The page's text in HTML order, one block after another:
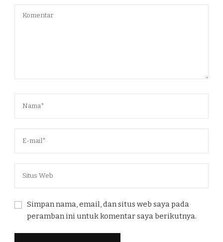
Simpan nama, email, dan situs web saya pada
peramban ini untuk komentar saya berikutnya.